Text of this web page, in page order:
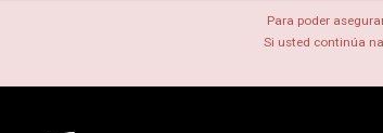
Para poder
Si usted continúa